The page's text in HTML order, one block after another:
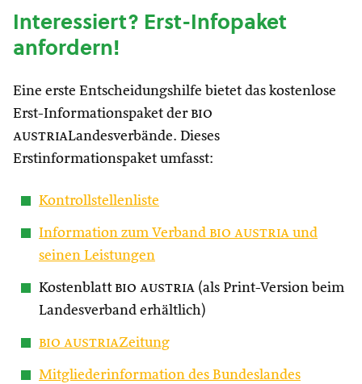
Interessiert? Erst-Infopaket
anfordern!
Eine erste Entscheidungshilfe bietet das kostenlose
Erst-Informationspaket der bio
austriaLandesverbände. Dieses
Erstinformationspaket umfasst:
Kontrollstellenliste
Information zum Verband bio austria und
seinen Leistungen
Kostenblatt bio austria (als Print-Version beim
Landesverband erhältlich)
bio austriaZeitung
Mitgliederinformation des Bundeslandes